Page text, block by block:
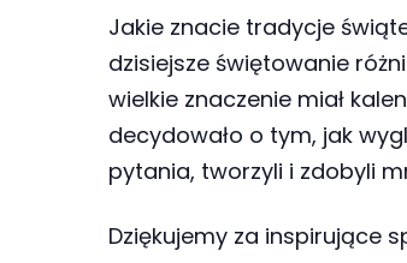
Jakie znacie tradycje
dzisiejsze świętowanie
wielkie znaczenie miał
decydowało o tym, jak
pytania, tworzyli i zdobyli
Dziękujemy za inspirujące
najlepiej
podczas
przejścia na nią.
Jeśli odrzucisz
te pliki cookie,
znikną ze strony